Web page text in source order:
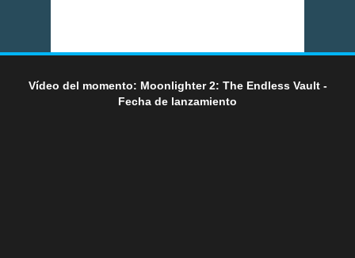
Vídeo del momento: Moonlighter 2: The Endless Vault -
Fecha de lanzamiento